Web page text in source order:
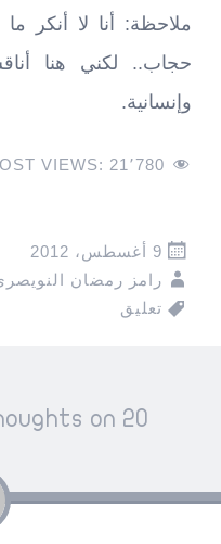
ملاحظة: أنا لا أنكر
حجاب.. لكني هنا
وإنسانية.
VIEWS: 21٬780
9 أغسطس، 2012
رامز رمضان
تعليق
Post
navigation
20 thoughts on “